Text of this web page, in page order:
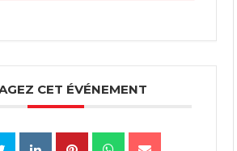
CET ÉVÉNEMENT